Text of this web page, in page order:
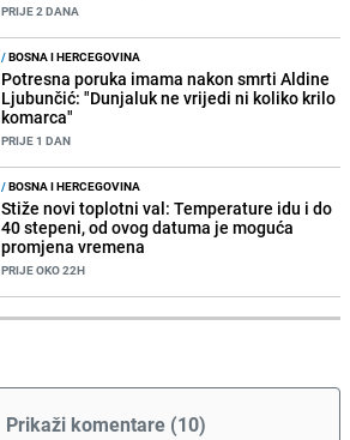
PRIJE 2 DANA
/BOSNA I HERCEGOVINA
Potresna poruka imama nakon smrti Aldine
Ljubunčić: "Dunjaluk ne vrijedi ni koliko krilo
komarca"
PRIJE 1 DAN
/BOSNA I HERCEGOVINA
Stiže novi toplotni val: Temperature idu i do
40 stepeni, od ovog datuma je moguća
promjena vremena
PRIJE OKO 22H
Prikaži komentare (10)